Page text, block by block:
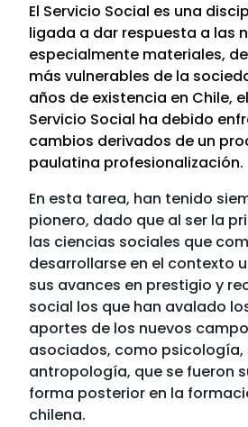
El Servicio Social es una
ligada a dar respuesta a las
especialmente materiales,
más vulnerables de la
años de existencia en Chile,
Servicio Social ha debido
cambios derivados de un
paulatina profesionalización.
En esta tarea, han tenido
pionero, dado que al ser la
las ciencias sociales que
desarrollarse en el contexto
sus avances en prestigio y
social los que han avalado
aportes de los nuevos
asociados, como
antropología, que se fueron
forma posterior en la
chilena.